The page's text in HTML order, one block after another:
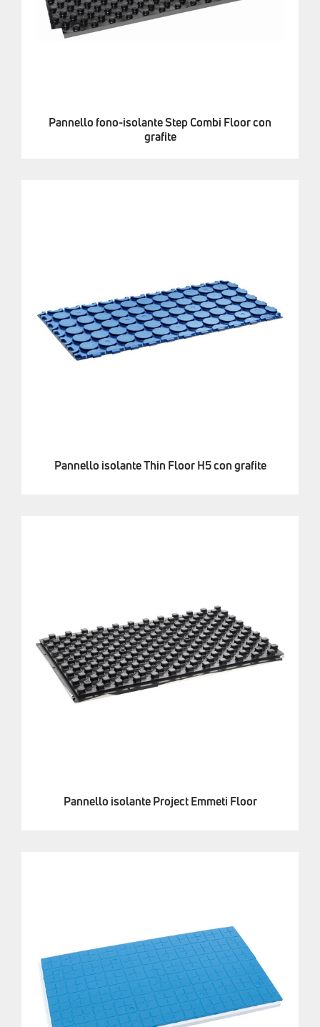
Pannello fono-isolante Step Combi Floor con
grafite
Pannello isolante Thin Floor H5 con grafite
Pannello isolante Project Emmeti Floor